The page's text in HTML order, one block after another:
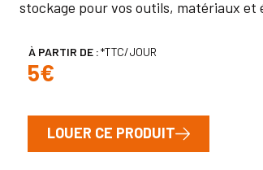
stockage pour vos outils, matériaux
À PARTIR DE :
5€
*TTC/JOUR
LOUER CE PRODUIT